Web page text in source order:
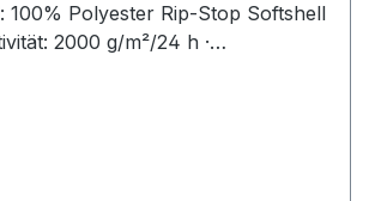
100% Polyester Rip-Stop Softshell
2000 g/m²/24 h ·